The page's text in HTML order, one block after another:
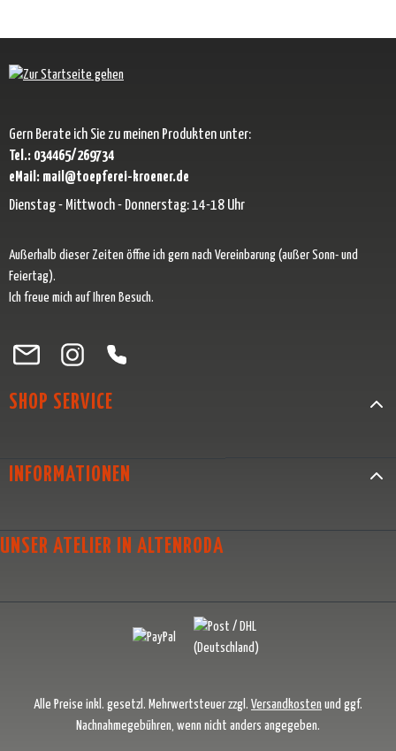
Gern Berate ich Sie zu meinen Produkten unter:
Tel.: 034465/269734
eMail: mail@toepferei-kroener.de
Dienstag - Mittwoch - Donnerstag: 14-18 Uhr
Außerhalb dieser Zeiten öffne ich gern nach Vereinbarung (außer Sonn- und
Feiertag).
Ich freue mich auf Ihren Besuch.
Besuche uns auf Facebook – öffnet in neuem Tab (externer Link)
Schau auf Instagram vorbei – öffnet in neuem Tab (externer Link)
Lass dich auf Pinterest inspirieren – öffnet in neuem Tab
Folge uns auf X – öffnet in neuem Tab (externer Link)
SHOP SERVICE
INFORMATIONEN
UNSER ATELIER IN ALTENRODA
Alle Preise inkl. gesetzl. Mehrwertsteuer zzgl. Versandkosten und ggf.
Nachnahmegebühren, wenn nicht anders angegeben.